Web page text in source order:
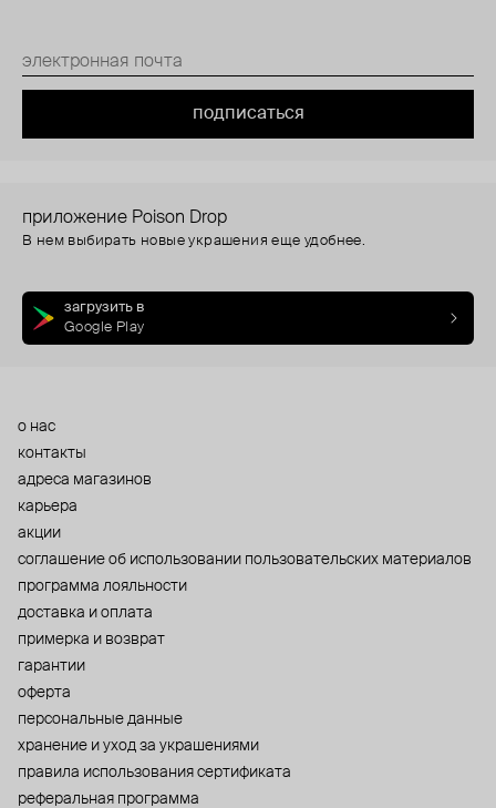
подписаться
приложение Poison Drop
В нем выбирать новые украшения еще удобнее.
загрузить в
Google Play
о нас
контакты
адреса магазинов
карьера
акции
cоглашение об использовании пользовательских материалов
программа лояльности
доставка и оплата
примерка и возврат
гарантии
оферта
персональные данные
хранение и уход за украшениями
правила использования сертификата
реферальная программа